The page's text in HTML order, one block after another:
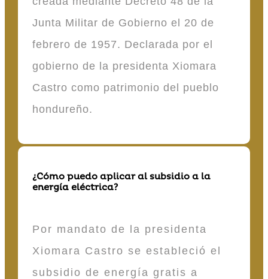
Junta Militar de Gobierno el 20 de
febrero de 1957. Declarada por el
gobierno de la presidenta Xiomara
Castro como patrimonio del pueblo
hondureño.
¿Cómo puedo aplicar al subsidio a la
energía eléctrica?
Por mandato de la presidenta
Xiomara Castro se estableció el
subsidio de energía gratis a